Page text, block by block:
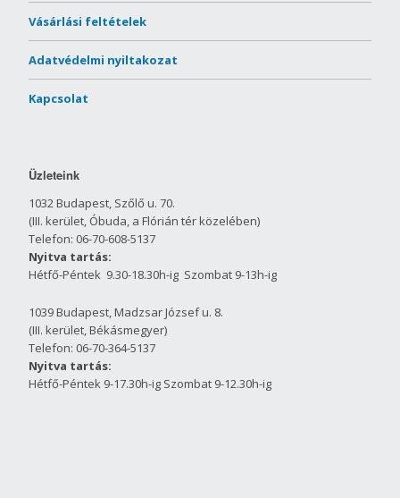
Vásárlási feltételek
Adatvédelmi nyiltakozat
Kapcsolat
Üzleteink
1032 Budapest, Szőlő u. 70.
(III. kerület, Óbuda, a Flórián tér közelében)
Telefon: 06-70-608-5137
Nyitva tartás:
Hétfő-Péntek 9.30-18.30h-ig Szombat 9-13h-ig
1039 Budapest, Madzsar József u. 8.
(III. kerület, Békásmegyer)
Telefon: 06-70-364-5137
Nyitva tartás:
Hétfő-Péntek 9-17.30h-ig Szombat 9-12.30h-ig